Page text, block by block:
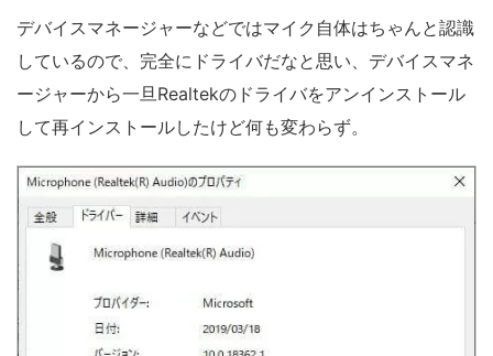
デバイスマネージャーなどではマイク自体はちゃんと認識
しているので、完全にドライバだなと思い、デバイスマネ
ージャーから一旦Realtekのドライバをアンインストール
して再インストールしたけど何も変わらず。